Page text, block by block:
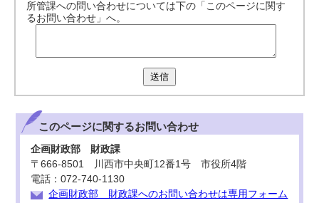
所管課への問い合わせについては下の「このページに関す
るお問い合わせ」へ。
送信
このページに関するお問い合わせ
企画財政部 財政課
〒666-8501 川西市中央町12番1号 市役所4階
電話：072-740-1130
企画財政部 財政課へのお問い合わせは専用フォーム